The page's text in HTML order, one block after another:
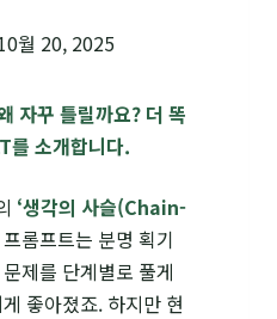
월 20, 2025
자꾸 틀릴까요? 더 똑
를 소개합니다.
‘생각의 사슬(Chain-
프롬프트는 분명 획기
제를 단계별로 풀게
좋아졌죠. 하지만 현